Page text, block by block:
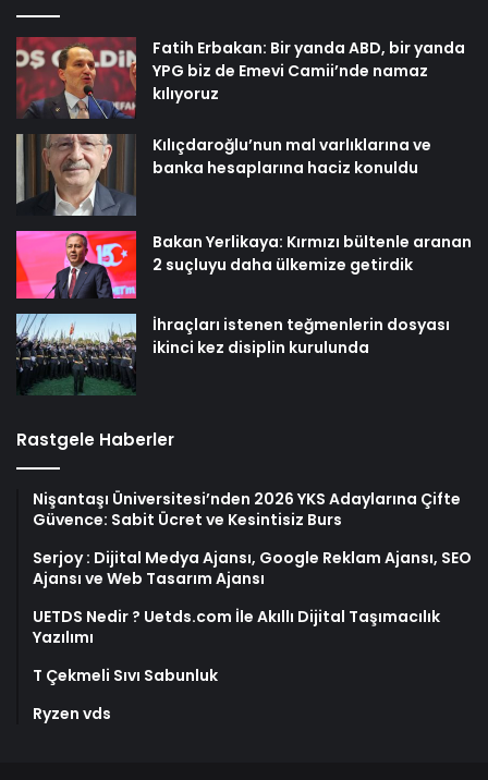
Fatih Erbakan: Bir yanda ABD, bir yanda
YPG biz de Emevi Camii’nde namaz
kılıyoruz
Kılıçdaroğlu’nun mal varlıklarına ve
banka hesaplarına haciz konuldu
Bakan Yerlikaya: Kırmızı bültenle aranan
2 suçluyu daha ülkemize getirdik
İhraçları istenen teğmenlerin dosyası
ikinci kez disiplin kurulunda
Rastgele Haberler
Nişantaşı Üniversitesi’nden 2026 YKS Adaylarına Çifte
Güvence: Sabit Ücret ve Kesintisiz Burs
Serjoy : Dijital Medya Ajansı, Google Reklam Ajansı, SEO
Ajansı ve Web Tasarım Ajansı
UETDS Nedir ? Uetds.com İle Akıllı Dijital Taşımacılık
Yazılımı
T Çekmeli Sıvı Sabunluk
Ryzen vds